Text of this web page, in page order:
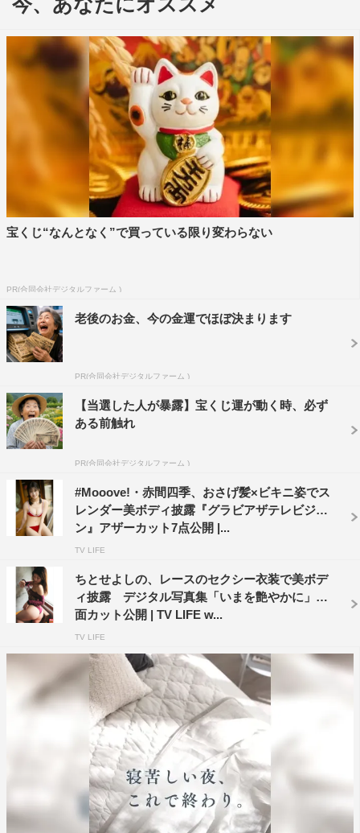
宝くじ“なんとなく”で買っている限り変わらない
PR(合同会社デジタルファーム )
老後のお金、今の金運でほぼ決まります
PR(合同会社デジタルファーム )
【当選した人が暴露】宝くじ運が動く時、必ず
ある前触れ
PR(合同会社デジタルファーム )
#Mooove!・赤間四季、おさげ髪×ビキニ姿でス
レンダー美ボディ披露『グラビアザテレビジョ
ン』アザーカット7点公開 |...
TV LIFE
ちとせよしの、レースのセクシー衣装で美ボデ
ィ披露 デジタル写真集「いまを艶やかに」誌
面カット公開 | TV LIFE w...
TV LIFE